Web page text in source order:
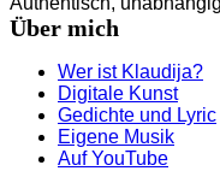
Über mich
Wer ist Klaudija?
Digitale Kunst
Gedichte und Lyric
Eigene Musik
Auf YouTube